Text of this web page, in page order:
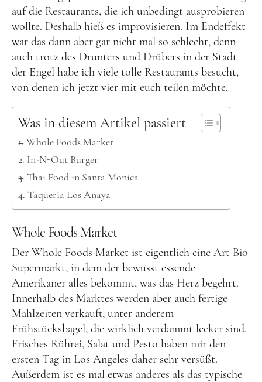
USA
Westküste
Ostküste
Hawaii
Asien
China
Südkorea
Lettland
Nordeuropa
Dänemark
Finnland
Norwegen
Schweden
auf die Restaurants, die ich unbedingt ausprobieren
wollte. Deshalb hieß es improvisieren. Im Endeffekt
war das dann aber gar nicht mal so schlecht, denn
auch trotz des Drunters und Drübers in der Stadt
der Engel habe ich viele tolle Restaurants besucht,
von denen ich jetzt vier mit euch teilen möchte.
Was in diesem Artikel passiert
Whole Foods Market
In-N-Out Burger
Thai Food in Santa Monica
Taqueria Los Anaya
Whole Foods Market
Der Whole Foods Market ist eigentlich eine Art Bio
Supermarkt, in dem der bewusst essende
Amerikaner alles bekommt, was das Herz begehrt.
Innerhalb des Marktes werden aber auch fertige
Mahlzeiten verkauft, unter anderem
Frühstücksbagel, die wirklich verdammt lecker sind.
Frisches Rührei, Salat und Pesto haben mir den
ersten Tag in Los Angeles daher sehr versüßt.
Außerdem ist es mal etwas anderes als das typische